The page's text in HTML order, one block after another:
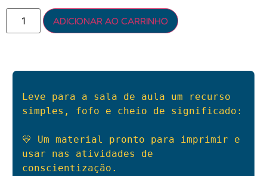
ADICIONAR AO CARRINHO
Leve para a sala de aula um recurso
simples, fofo e cheio de significado:
💛 Um material pronto para imprimir e
usar nas atividades de
conscientização.